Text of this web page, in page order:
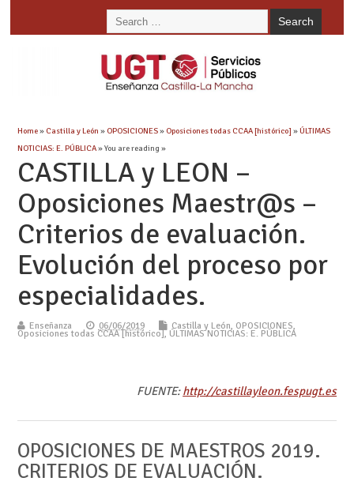
Home» Castilla y León » OPOSICIONES» Oposiciones todas CCAA [histórico] »ÚLTIMAS
NOTICIAS: E. PÚBLICA» You are reading »
CASTILLA y LEON –
Oposiciones Maestr@s –
Criterios de evaluación.
Evolución del proceso por
especialidades.
Enseñanza 06/06/2019 Castilla y León, OPOSICIONES,
Oposiciones todas CCAA [histórico], ÚLTIMAS NOTICIAS: E. PÚBLICA
FUENTE:http://castillayleon.fespugt.es
OPOSICIONES DE MAESTROS 2019.
CRITERIOS DE EVALUACIÓN.